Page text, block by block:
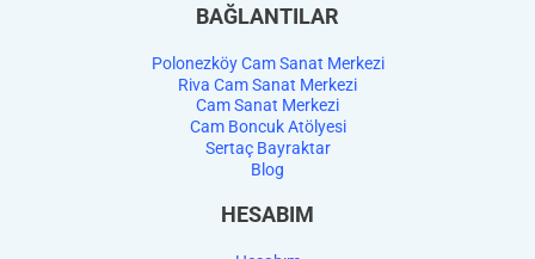
BAĞLANTILAR
Polonezköy Cam Sanat Merkezi
Riva Cam Sanat Merkezi
Cam Sanat Merkezi
Cam Boncuk Atölyesi
Sertaç Bayraktar
Blog
HESABIM